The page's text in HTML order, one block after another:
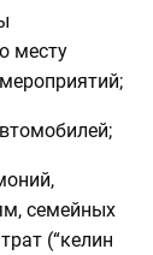
месту
семейных
(“келин